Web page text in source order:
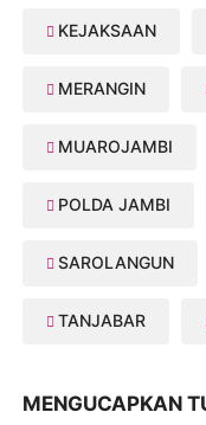
KEJAKSAAN
MERANGIN
MUAROJAMBI
POLDA JAMBI
SAROLANGUN
TANJABAR
MENGUCAPKAN